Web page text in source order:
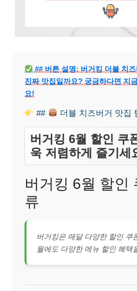
## 버튼 설명: 버거킹 더블 치
진짜 맛집일까요? 궁금하다면 지
요!
## 더블 치즈버거 맛집
버거킹 6월 할인 쿠
욱 저렴하게 즐기세
버거킹 6월 할인
류
버거킹은 매달 다양한 할인 쿠
월에도 다양한 메뉴 할인 혜택